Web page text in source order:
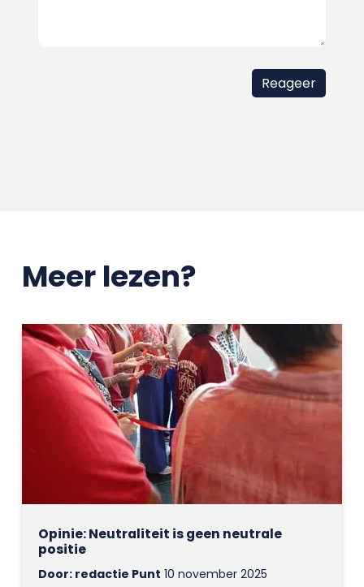
Meer lezen?
Opinie: Neutraliteit is geen neutrale
positie
Door: redactie Punt 10 november 2025